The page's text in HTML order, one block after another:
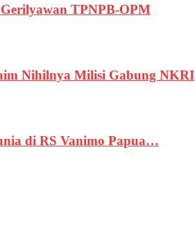
TPNPB-OPM
Nihilnya Milisi Gabung NKRI
di RS Vanimo Papua…